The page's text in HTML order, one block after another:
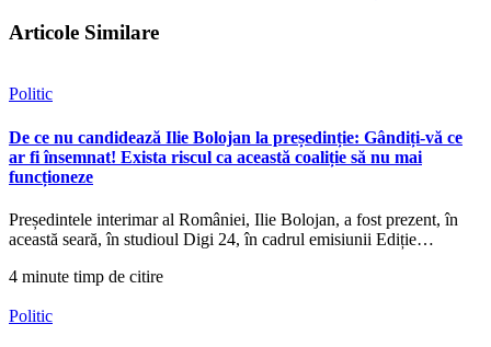
Articole Similare
Politic
De ce nu candidează Ilie Bolojan la președinție: Gândiți-vă ce
ar fi însemnat! Exista riscul ca această coaliție să nu mai
funcționeze
Președintele interimar al României, Ilie Bolojan, a fost prezent, în
această seară, în studioul Digi 24, în cadrul emisiunii Ediție…
4 minute timp de citire
Politic